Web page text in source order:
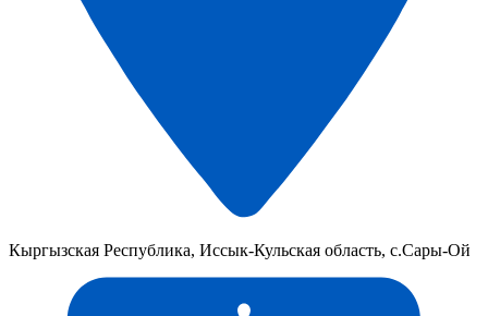
Кыргызская Республика, Иссык-Кульская область, с.Сары-Ой